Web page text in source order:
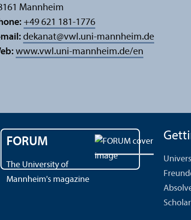
Mannheim
+49 621 181-1776
mail: dekanat@vwl.uni-mannheim.de
www.vwl.uni-mannheim.de/en
FORUM
The University of
Mannheim's magazine